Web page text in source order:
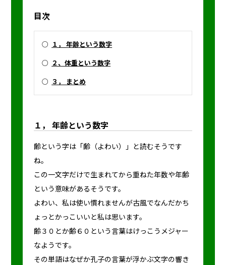
目次
○ １， 年齢という数字
○ ２、体重という数字
○ ３， まとめ
１， 年齢という数字
齢という字は「齢（よわい）」と読むそうです
ね。
この一文字だけで生まれてから重ねた年数や年齢
という意味があるそうです。
よわい、私は使い慣れませんが古風でなんだかち
ょっとかっこいいと私は思います。
齢３０とか齢６０という言葉はけっこうメジャー
なようです。
その単語はなぜか孔子の言葉が浮かぶ文字の響き